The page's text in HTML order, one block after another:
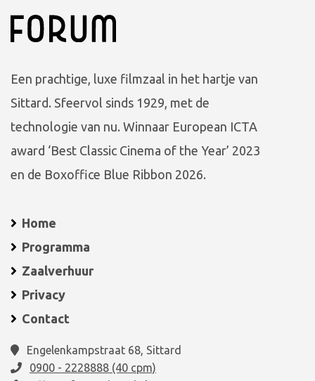
Een prachtige, luxe filmzaal in het hartje van
Sittard. Sfeervol sinds 1929, met de
technologie van nu. Winnaar European ICTA
award ‘Best Classic Cinema of the Year’ 2023
en de Boxoffice Blue Ribbon 2026.
Home
Programma
Zaalverhuur
Privacy
Contact
Engelenkampstraat 68, Sittard
0900 - 2228888 (40 cpm)